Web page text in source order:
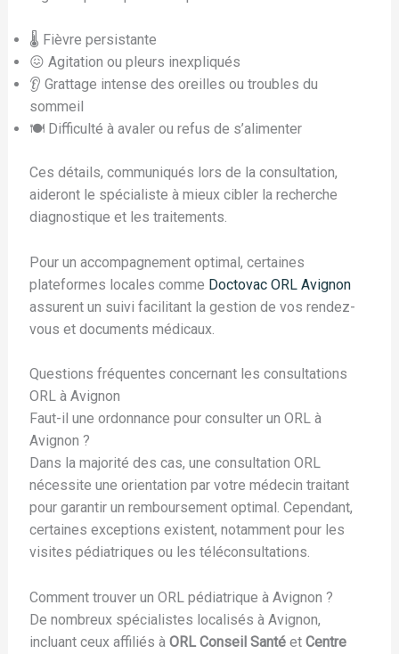
🌡️ Fièvre persistante
😖 Agitation ou pleurs inexpliqués
👂 Grattage intense des oreilles ou troubles du
sommeil
🍽️ Difficulté à avaler ou refus de s’alimenter
Ces détails, communiqués lors de la consultation,
aideront le spécialiste à mieux cibler la recherche
diagnostique et les traitements.
Pour un accompagnement optimal, certaines
plateformes locales comme Doctovac ORL Avignon
assurent un suivi facilitant la gestion de vos rendez-
vous et documents médicaux.
Questions fréquentes concernant les consultations
ORL à Avignon
Faut-il une ordonnance pour consulter un ORL à
Avignon ?
Dans la majorité des cas, une consultation ORL
nécessite une orientation par votre médecin traitant
pour garantir un remboursement optimal. Cependant,
certaines exceptions existent, notamment pour les
visites pédiatriques ou les téléconsultations.
Comment trouver un ORL pédiatrique à Avignon ?
De nombreux spécialistes localisés à Avignon,
incluant ceux affiliés à ORL Conseil Santéet Centre